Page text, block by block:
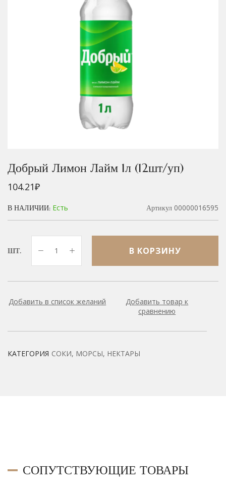
Добрый Лимон Лайм 1л (12шт/уп)
104.21₽
В НАЛИЧИИ: Есть Артикул 00000016595
ШТ. В КОРЗИНУ
Добавить в список желаний
Добавить товар к
сравнению
КАТЕГОРИЯ СОКИ, МОРСЫ, НЕКТАРЫ
СОПУТСТВУЮЩИЕ ТОВАРЫ